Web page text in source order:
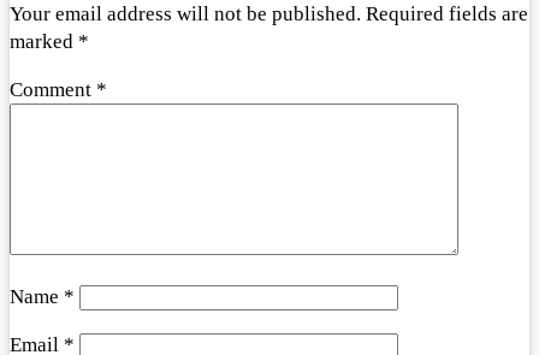
Your email address will not be published. Required fields are
marked *
Comment *
Name *
Email *